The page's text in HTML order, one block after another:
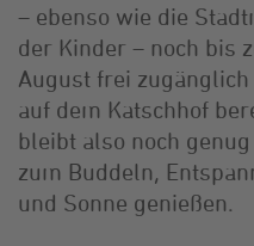
– ebenso wie die
der Kinder – noch bis
August frei
auf dem Katschhof
bleibt also noch
zum Buddeln,
und Sonne genießen.